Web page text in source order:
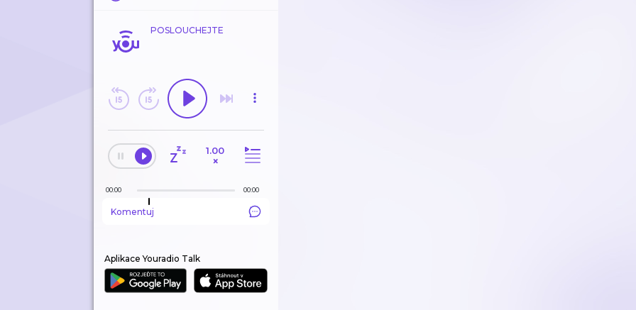
POSLOUCHEJTE
1.00
×
00:00 00:00
Komentuj
Aplikace Youradio Talk